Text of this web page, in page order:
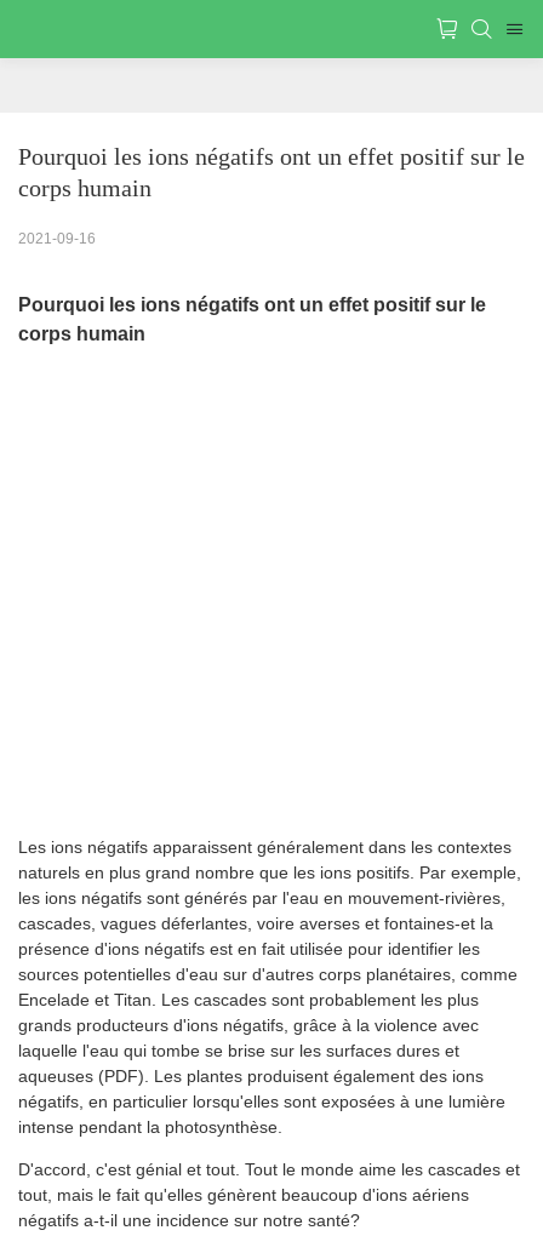
Pourquoi les ions négatifs ont un effet positif sur le
corps humain
2021-09-16
Pourquoi les ions négatifs ont un effet positif sur le
corps humain
Les ions négatifs apparaissent généralement dans les contextes
naturels en plus grand nombre que les ions positifs. Par exemple,
les ions négatifs sont générés par l'eau en mouvement-rivières,
cascades, vagues déferlantes, voire averses et fontaines-et la
présence d'ions négatifs est en fait utilisée pour identifier les
sources potentielles d'eau sur d'autres corps planétaires, comme
Encelade et Titan. Les cascades sont probablement les plus
grands producteurs d'ions négatifs, grâce à la violence avec
laquelle l'eau qui tombe se brise sur les surfaces dures et
aqueuses (PDF). Les plantes produisent également des ions
négatifs, en particulier lorsqu'elles sont exposées à une lumière
intense pendant la photosynthèse.
D'accord, c'est génial et tout. Tout le monde aime les cascades et
tout, mais le fait qu'elles génèrent beaucoup d'ions aériens
négatifs a-t-il une incidence sur notre santé?